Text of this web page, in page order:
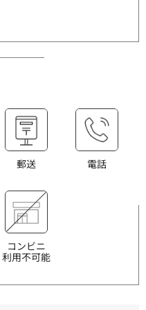
郵送 電話
コンビニ
利用不可能